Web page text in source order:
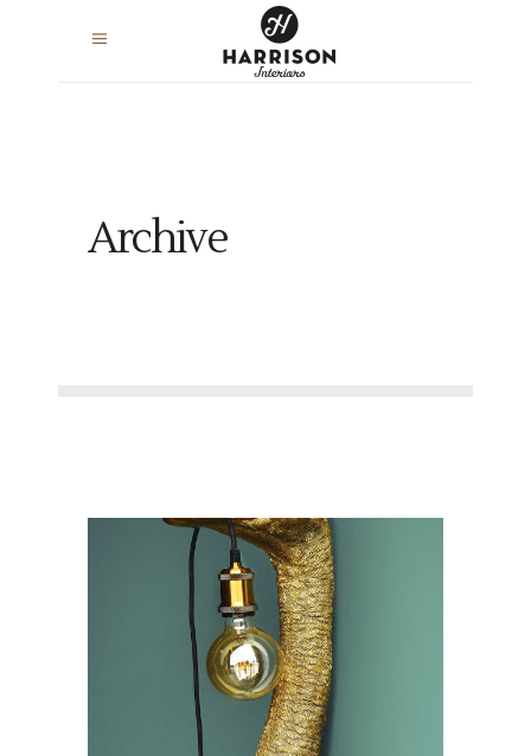
Archive